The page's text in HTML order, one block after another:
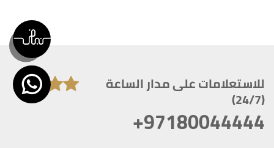
للاستعلامات على مدار الساعة
(24/7)
+97180044444